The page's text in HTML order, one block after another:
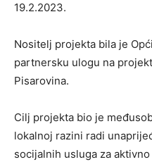
19.2.2023.
Nositelj projekta bila je
partnersku ulogu na
Pisarovina.
Cilj projekta bio je
lokalnoj razini radi
socijalnih usluga za